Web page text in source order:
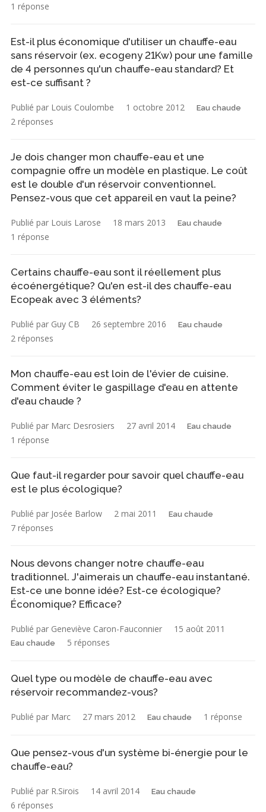
1 réponse
Est-il plus économique d'utiliser un chauffe-eau
sans réservoir (ex. ecogeny 21Kw) pour une famille
de 4 personnes qu'un chauffe-eau standard? Et
est-ce suffisant ?
Publié par Louis Coulombe 1 octobre 2012 Eau chaude
2 réponses
Je dois changer mon chauffe-eau et une
compagnie offre un modèle en plastique. Le coût
est le double d'un réservoir conventionnel.
Pensez-vous que cet appareil en vaut la peine?
Publié par Louis Larose 18 mars 2013 Eau chaude
1 réponse
Certains chauffe-eau sont il réellement plus
écoénergétique? Qu'en est-il des chauffe-eau
Ecopeak avec 3 éléments?
Publié par Guy CB 26 septembre 2016 Eau chaude
2 réponses
Mon chauffe-eau est loin de l'évier de cuisine.
Comment éviter le gaspillage d'eau en attente
d'eau chaude ?
Publié par Marc Desrosiers 27 avril 2014 Eau chaude
1 réponse
Que faut-il regarder pour savoir quel chauffe-eau
est le plus écologique?
Publié par Josée Barlow 2 mai 2011 Eau chaude
7 réponses
Nous devons changer notre chauffe-eau
traditionnel. J'aimerais un chauffe-eau instantané.
Est-ce une bonne idée? Est-ce écologique?
Économique? Efficace?
Publié par Geneviève Caron-Fauconnier 15 août 2011
Eau chaude 5 réponses
Quel type ou modèle de chauffe-eau avec
réservoir recommandez-vous?
Publié par Marc 27 mars 2012 Eau chaude 1 réponse
Que pensez-vous d'un système bi-énergie pour le
chauffe-eau?
Publié par R.Sirois 14 avril 2014 Eau chaude
6 réponses